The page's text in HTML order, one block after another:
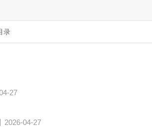
录
27
2026-04-27